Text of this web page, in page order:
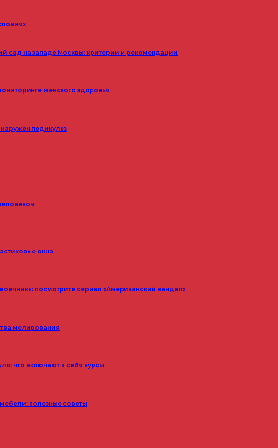
сад на западе Москвы: критерии и рекомендации
женского здоровья
педикулез
окна
посмотрите сериал «Американский вандал»
мелирования
что включают в себя курсы
полезные советы